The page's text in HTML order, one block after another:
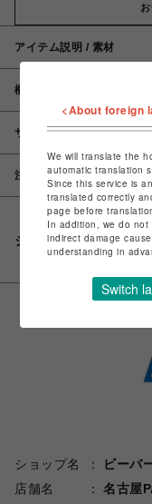
アイテム説明 / 素材
概要
サイズ
注意事項
シェアする
ショップ名
ビーバ
店舗名
名古屋
<About foreign
We will translate the
automatic translation
Since this service is
translated correctly
page before
In addition, we do
indirect damage
understanding in
Switch